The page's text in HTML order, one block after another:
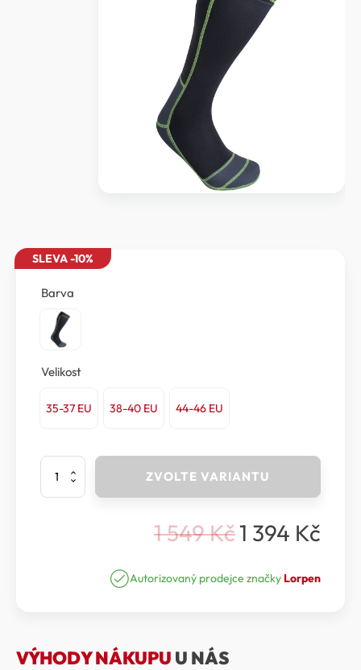
SLEVA -10%
Barva
Velikost
35-37 EU 38-40 EU 44-46 EU
Lorpen
Podkolenky
ZVOLTE VARIANTU
1 549Kč
Původní
byla:
1 394 Kč
Aktuální
je:
Autorizovaný prodejce značky Lorpen
VÝHODY NÁKUPU U NÁS